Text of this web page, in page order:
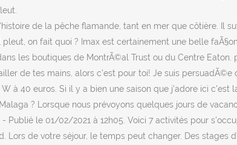
de la pêche flamande, tant en mer que côtière. Il
on fait quoi ? Imax est certainement une belle
les boutiques de MontrÃ©al Trust ou du Centre
de tes mains, alors c'est pour toi! Je suis
à 40 euros. Si il y a bien une saison que j'adore ici c'est
? Lorsque nous prévoyons quelques jours de
- Publié le 01/02/2021 à 12h05. Voici 7 activités pour
Lors de votre séjour, le temps peut changer. Des stages